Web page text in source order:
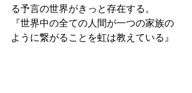
る予言の世界がきっと存在する。
『世界中の全ての人間が一つの家族の
ように繋がることを虹は教えている』